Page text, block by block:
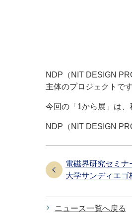
NDP（NIT DESIGN
主体のプロジェクトです
今回の「1から展」は
NDP（NIT DESIGN
電磁界研究セミ
大学サンディエゴ
ニュース一覧へ戻る